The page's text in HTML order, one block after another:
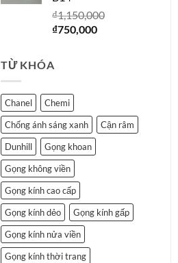
₫1,150,000
Giá
₫1,150,000.
₫750,000Giá
TỪ KHÓA
Chanel
Chemi
Chống ánh sáng xanh
Cận râm
Dunhill
Gọng khoan
Gọng không viền
Gọng kính cao cấp
Gọng kính dẻo
Gọng kính gấp
Gọng kính nửa viền
Gọng kính thời trang